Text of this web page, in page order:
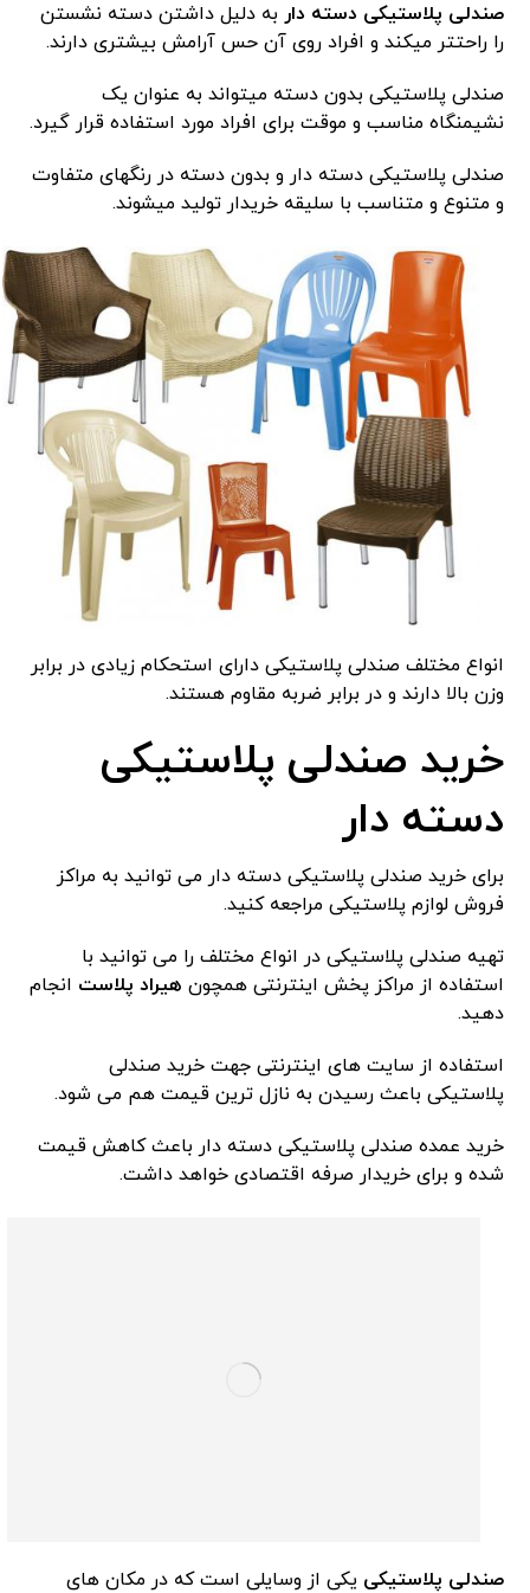
صندلی پلاستیکی دسته دار به دلیل داشتن دسته نشستن
را راحتتر میکند و افراد روی آن حس آرامش بیشتری دارند.
صندلی پلاستیکی بدون دسته میتواند به عنوان یک
نشیمنگاه مناسب و موقت برای افراد مورد استفاده قرار گیرد.
صندلی پلاستیکی دسته دار و بدون دسته در رنگهای متفاوت
و متنوع و متناسب با سلیقه خریدار تولید میشوند.
انواع مختلف صندلی پلاستیکی دارای استحکام زیادی در برابر
وزن بالا دارند و در برابر ضربه مقاوم هستند.
خرید صندلی پلاستیکی
دسته دار
برای خرید صندلی پلاستیکی دسته دار می توانید به مراکز
فروش لوازم پلاستیکی مراجعه کنید.
تهیه صندلی پلاستیکی در انواع مختلف را می توانید با
استفاده از مراکز پخش اینترنتی همچون هیراد پلاست انجام
دهید.
استفاده از سایت های اینترنتی جهت خرید صندلی
پلاستیکی باعث رسیدن به نازل ترین قیمت هم می شود.
خرید عمده صندلی پلاستیکی دسته دار باعث کاهش قیمت
شده و برای خریدار صرفه اقتصادی خواهد داشت.
صندلی پلاستیکی یکی از وسایلی است که در مکان های